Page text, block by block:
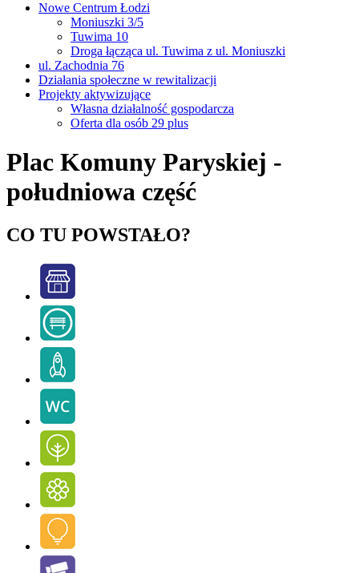
Nowe Centrum Łodzi
Moniuszki 3/5
Tuwima 10
Droga łącząca ul. Tuwima z ul. Moniuszki
ul. Zachodnia 76
Działania społeczne w rewitalizacji
Projekty aktywizujące
Własna działalność gospodarcza
Oferta dla osób 29 plus
Plac Komuny Paryskiej -
południowa część
CO TU POWSTAŁO?